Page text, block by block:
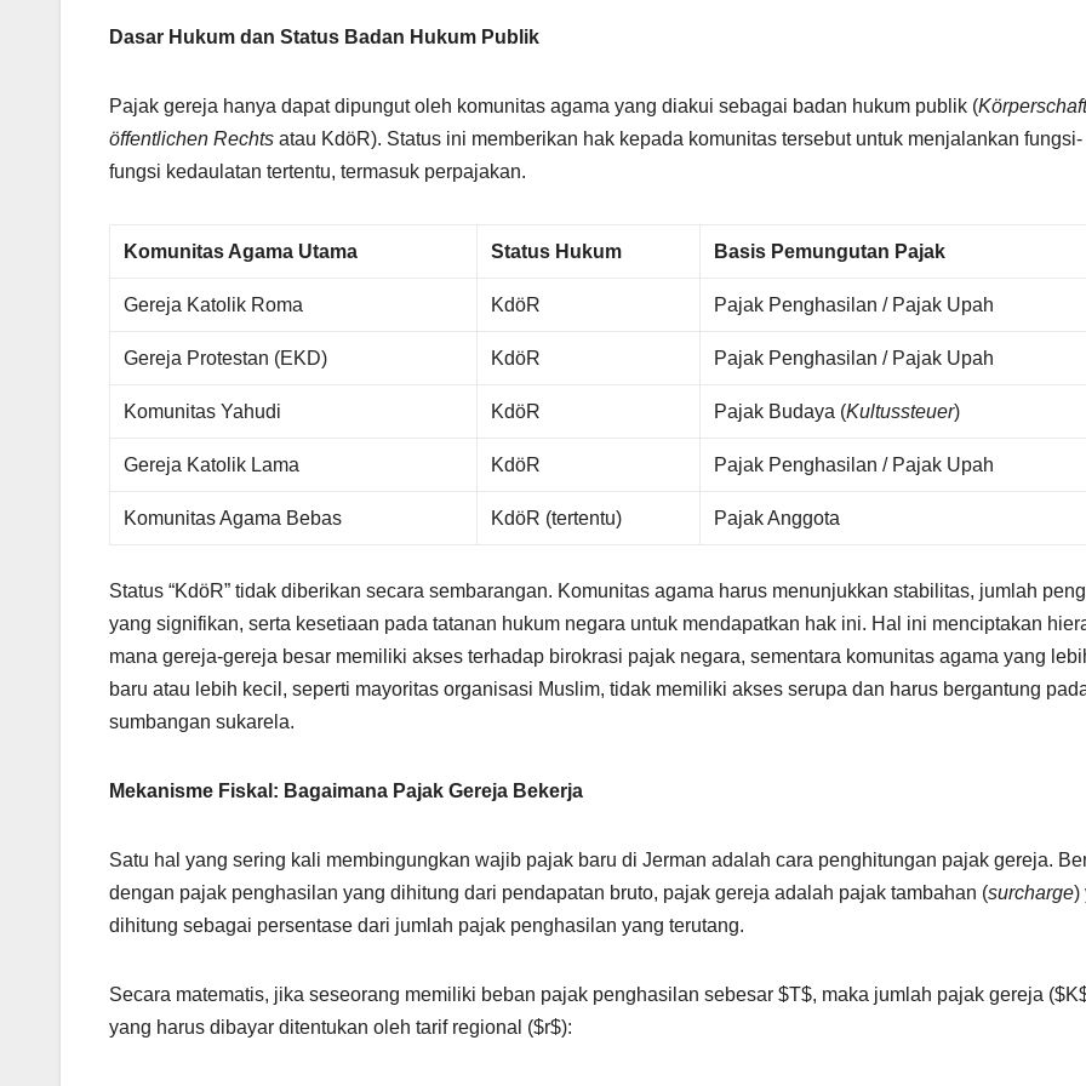
Dasar Hukum dan Status Badan Hukum Publik
Pajak gereja hanya dapat dipungut oleh komunitas agama yang diakui sebagai badan hukum publik (
öffentlichen Rechts atau KdöR). Status ini memberikan hak kepada komunitas tersebut untuk menjalankan fungsi-
fungsi kedaulatan tertentu, termasuk perpajakan.
Komunitas Agama Utama Status Hukum Basis Pemungutan Pajak
Gereja Katolik Roma KdöR Pajak Penghasilan / Pajak Upah
Gereja Protestan (EKD) KdöR Pajak Penghasilan / Pajak Upah
Komunitas Yahudi KdöR Pajak Budaya (Kultussteuer)
Gereja Katolik Lama KdöR Pajak Penghasilan / Pajak Upah
Komunitas Agama Bebas KdöR (tertentu) Pajak Anggota
Status “KdöR” tidak diberikan secara sembarangan. Komunitas agama harus menunjukkan stabilitas, jumlah
yang signifikan, serta kesetiaan pada tatanan hukum negara untuk mendapatkan hak ini. Hal ini menciptakan
mana gereja-gereja besar memiliki akses terhadap birokrasi pajak negara, sementara komunitas agama yang
baru atau lebih kecil, seperti mayoritas organisasi Muslim, tidak memiliki akses serupa dan harus bergantung
sumbangan sukarela.
Mekanisme Fiskal: Bagaimana Pajak Gereja Bekerja
Satu hal yang sering kali membingungkan wajib pajak baru di Jerman adalah cara penghitungan pajak gereja.
dengan pajak penghasilan yang dihitung dari pendapatan bruto, pajak gereja adalah pajak tambahan (surcharge)
dihitung sebagai persentase dari jumlah pajak penghasilan yang terutang.
Secara matematis, jika seseorang memiliki beban pajak penghasilan sebesar $T$, maka jumlah pajak gereja
yang harus dibayar ditentukan oleh tarif regional ($r$):